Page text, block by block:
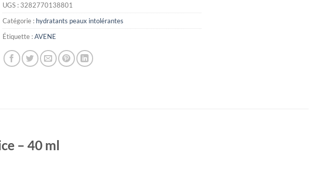
UGS : 3282770138801
Catégorie : hydratants peaux intolérantes
Étiquette :AVENE
– 40 ml